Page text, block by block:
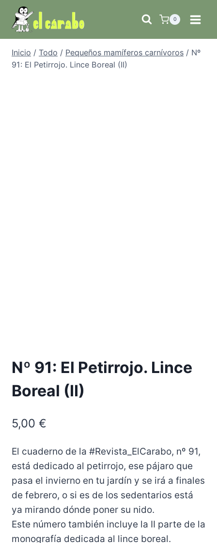
Saltar
contenido
0
Inicio / Todo / Pequeños mamíferos carnívoros / Nº
91: El Petirrojo. Lince Boreal (II)
Nº 91: El Petirrojo. Lince
Boreal (II)
5,00 €
El cuaderno de la #Revista_ElCarabo, nº 91,
está dedicado al petirrojo, ese pájaro que
pasa el invierno en tu jardín y se irá a finales
de febrero, o si es de los sedentarios está
ya mirando dónde poner su nido.
Este número también incluye la II parte de la
monografía dedicada al lince boreal.